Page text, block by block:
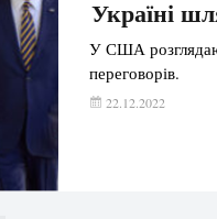
Україні
У США
переговорів.
22.12.2022